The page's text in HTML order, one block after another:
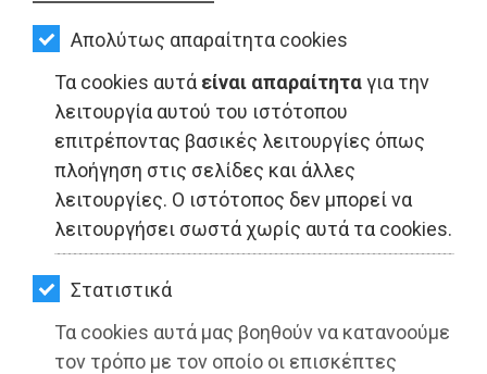
Απολύτως απαραίτητα cookies
Τα cookies αυτά είναι απαραίτηταγια την
λειτουργία αυτού του ιστότοπου
επιτρέποντας βασικές λειτουργίες όπως
πλοήγηση στις σελίδες και άλλες
λειτουργίες. Ο ιστότοπος δεν μπορεί να
λειτουργήσει σωστά χωρίς αυτά τα cookies.
Στατιστικά
Τα cookies αυτά μας βοηθούν να κατανοούμε
τον τρόπο με τον οποίο οι επισκέπτες
ΟΙΚΟΝΟΜΙΑ
ΑΘΛΗΤΙΣΜΟΣ
ΠΟΛΙΤΙΣΜΟΣ
ΣΠΙΤΙ-
ΚΗΠΟΣ
ΥΓΕΙΑ
LIFESTYLE
ΤΑΞΙΔΙΑ
ΤΟΠΙΚΗ ΑΥΤΟΔΙΟΙΚΗΣΗ - Μαραθώνας